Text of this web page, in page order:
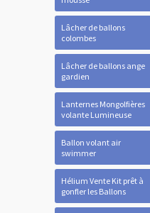
Lâcher de ballons
colombes
Lâcher de ballons ange
gardien
Lanternes Mongolfières
volante Lumineuse
Ballon volant air
swimmer
Hélium Vente Kit prêt à
gonfler les Ballons